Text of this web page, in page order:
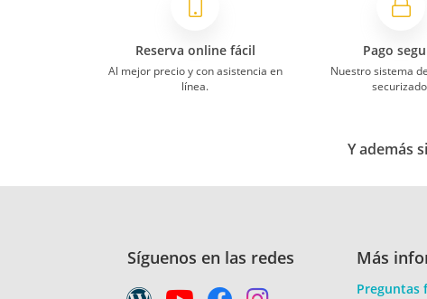
Reserva online fácil
Al mejor precio y con asistencia en
línea.
Pago
Nuestro sistema
Y además
Síguenos en las redes Más
Preguntas